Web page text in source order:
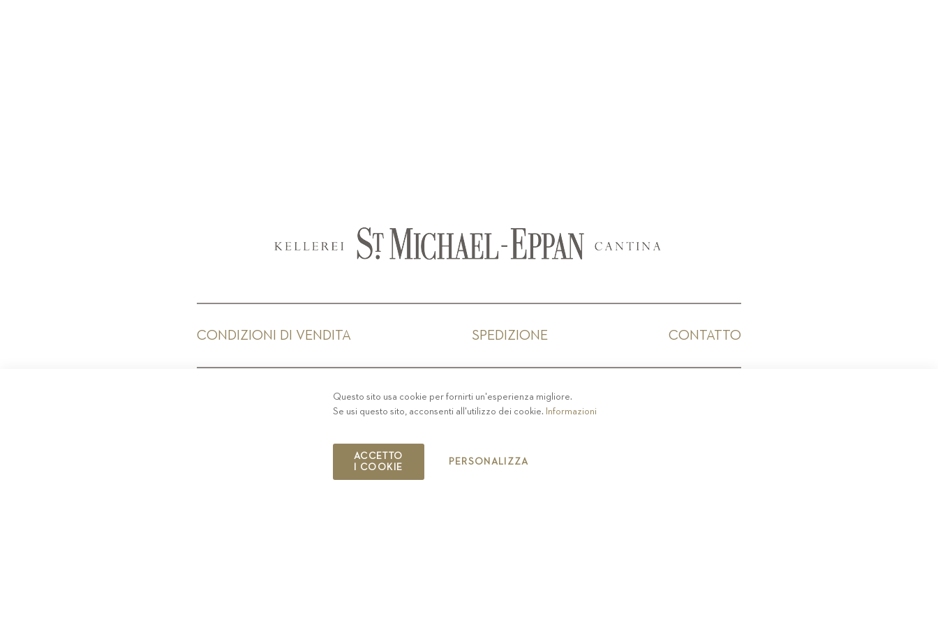
CONDIZIONI DI VENDITA SPEDIZIONE CONTATTO
PRIVACY -COLOPHON -COOKIE POLICY-CODICE ETICO
COPYRIGHT 2019 ST.MICHAEL - EPPAN
Questo sito usa cookie per fornirti un'esperienza migliore.
Se usi questo sito, acconsenti all'utilizzo dei cookie. Informazioni
ACCETTO
I COOKIE
PERSONALIZZA